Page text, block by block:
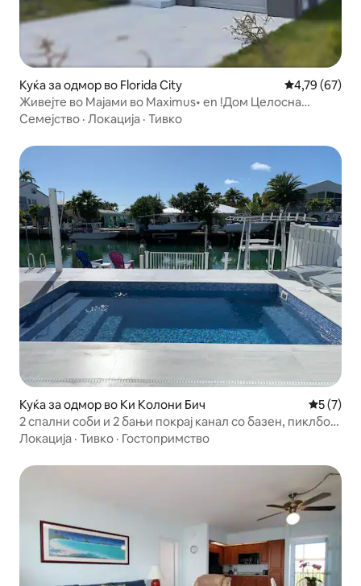
Куќа за одмор во Florida City Просечна
4,79 (67)
Живејте во Мајами во Maximus• en !Дом Целосна
релаксација.!
Семејство · Локација · Тивко
Куќа за одмор во Ки Колони Бич
5 (7)
2 спални соби и 2 бањи покрај канал со базен, пиклбол,
голф
Локација · Тивко · Гостопримство